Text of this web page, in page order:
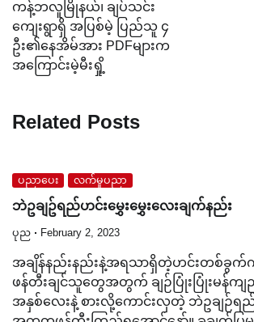
ကန့်ဘလူမြိုနယ်၊ ချပ်သင်း
ကျေးရွာရှိ အပြစ်မဲ့ ပြည်သူ ၄
ဦး၏နေအိမ်အား PDFများက
အကြောင်းမဲ့မီးရှို့
Related Posts
ပညာပေး လက်မှုပညာ
ဘဲဥချဥ်ရည်ဟင်းမွှေးမွှေးလေးချက်နည်း
ပုည February 2, 2023
အချိန်နည်းနည်းနဲ့အရသာရှိတဲ့ဟင်းတစ်ခွက်ကို
ဖန်တီးချင်သူတွေအတွက် ချဉ်ပြုံးပြုံးမန်က
အနှစ်လေးနဲ့ စားလို့ကောင်းလှတဲ့ ဘဲဥချဉ်ရ